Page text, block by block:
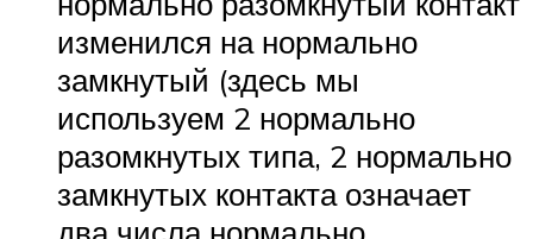
изменился на нормально
замкнутый (здесь мы
используем 2 нормально
разомкнутых типа, 2 нормально
замкнутых контакта означает